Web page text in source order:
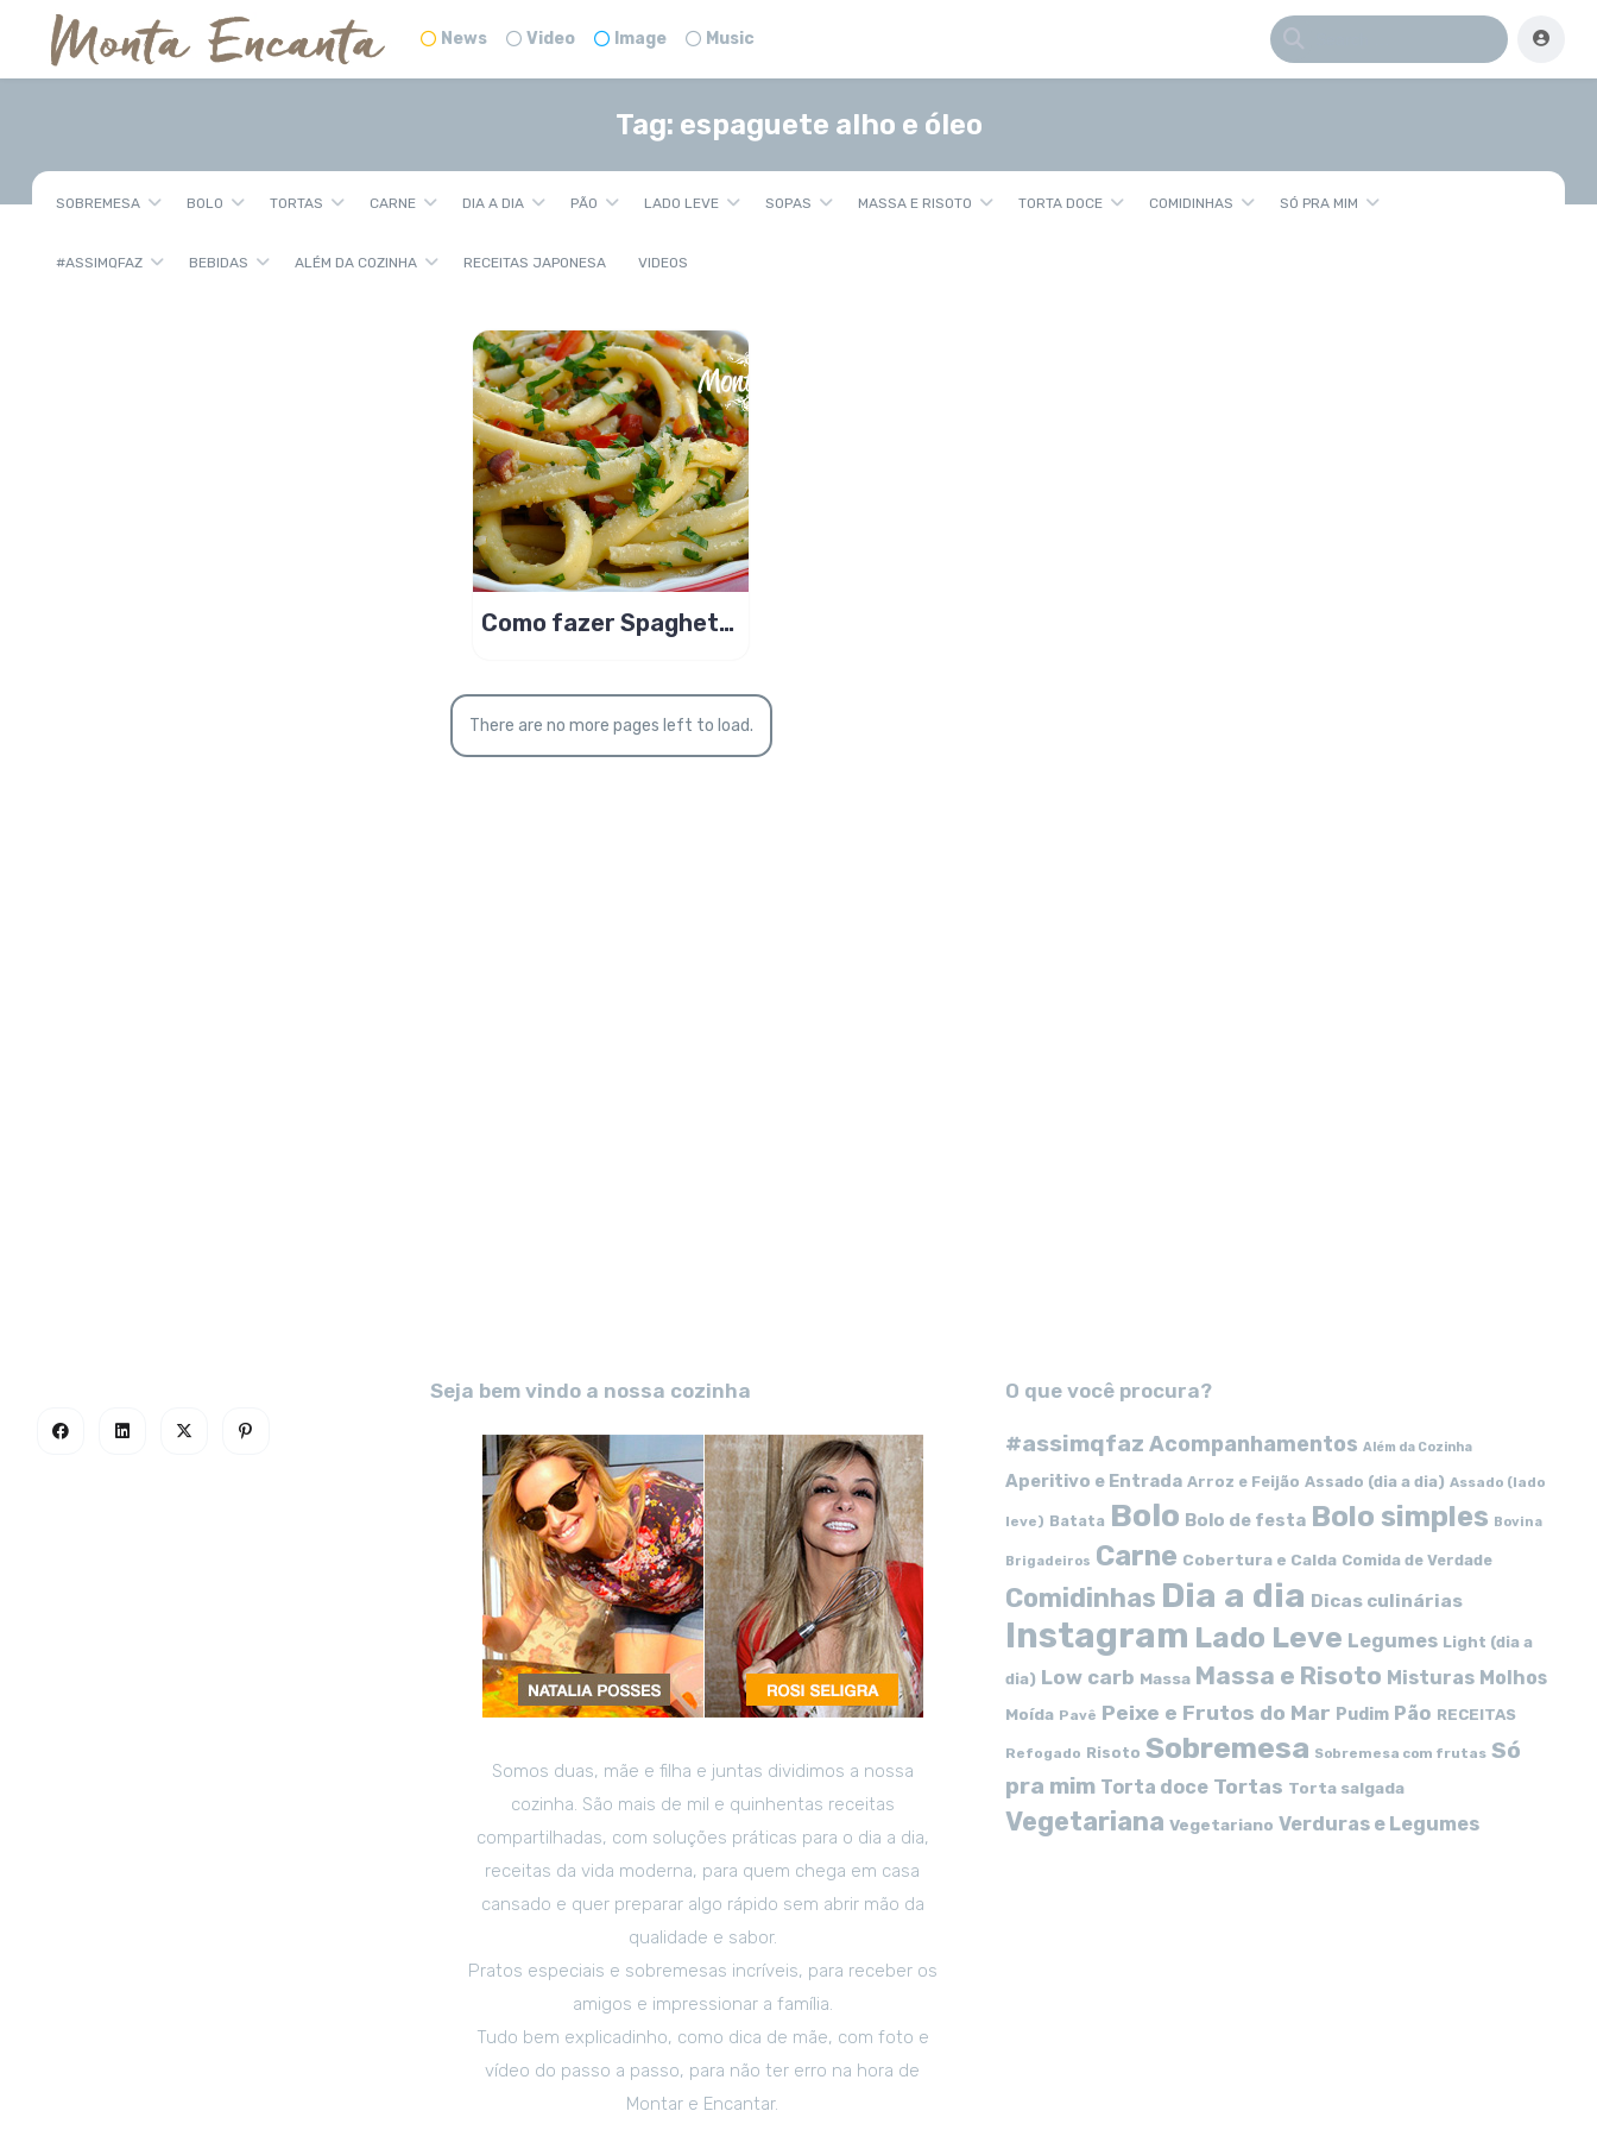
News Video Image Music
Tag: espaguete alho e óleo
SOBREMESA BOLO TORTAS CARNE DIA A DIA PÃO LADO LEVE SOPAS MASSA E RISOTO TORTA DOCE COMIDINHAS SÓ PRA MIM
#ASSIMQFAZ BEBIDAS ALÉM DA COZINHA RECEITAS JAPONESA VIDEOS
Como fazer Spaghetti
There are no more pages left to load.
Seja bem vindo a nossa cozinha
Somos duas, mãe e filha e juntas dividimos a nossa
cozinha. São mais de mil e quinhentas receitas
compartilhadas, com soluções práticas para o dia a dia,
receitas da vida moderna, para quem chega em casa
cansado e quer preparar algo rápido sem abrir mão da
qualidade e sabor.
Pratos especiais e sobremesas incríveis, para receber os
amigos e impressionar a família.
Tudo bem explicadinho, como dica de mãe, com foto e
vídeo do passo a passo, para não ter erro na hora de
Montar e Encantar.
O que você procura?
#assimqfaz Acompanhamentos Além da Cozinha
Aperitivo e Entrada Arroz e Feijão Assado (dia a dia) Assado (lado
leve) Batata Bolo Bolo de festa Bolo simples Bovina
Brigadeiros Carne Cobertura e Calda Comida de Verdade
Comidinhas Dia a dia Dicas culinárias
Instagram Lado Leve Legumes Light (dia a
dia) Low carb Massa Massa e Risoto Misturas Molhos
Moída Pavê Peixe e Frutos do Mar Pudim Pão RECEITAS
Refogado Risoto Sobremesa Sobremesa com frutas Só
pra mim Torta doce Tortas Torta salgada
Vegetariana Vegetariano Verduras e Legumes